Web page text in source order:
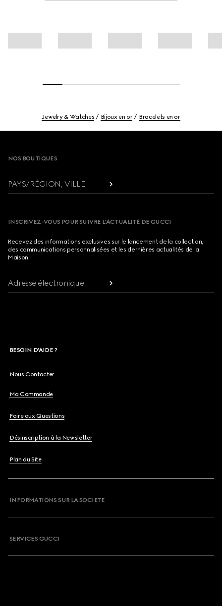
Jewelry & Watches Bijoux en or Bracelets en or
NOS BOUTIQUES
PAYS/RÉGION, VILLE
INSCRIVEZ-VOUS POUR SUIVRE L’ACTUALITÉ DE GUCCI
Recevez des informations exclusives sur le lancement de la collection,
des communications personnalisées et les dernières actualités de la
Maison.
Adresse électronique
BESOIN D'AIDE ?
Nous Contacter
Ma Commande
Foire aux Questions
Désinscription à la Newsletter
Plan du Site
INFORMATIONS SUR LA SOCIETE
SERVICES GUCCI